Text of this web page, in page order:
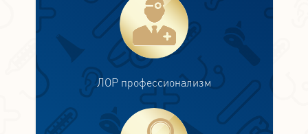
ЛОР профессионализм